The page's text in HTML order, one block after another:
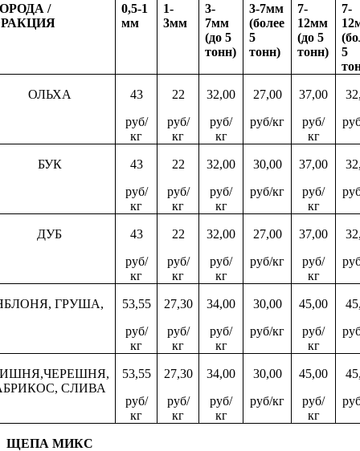
/
0,5-1
мм
1-
3мм
3-
7мм
(до 5
тонн)
3-7мм
(более
5
тонн)
7-
12мм
(до 5
тонн)
7-
5
ОЛЬХА
43
руб/
кг
22
руб/
кг
32,00
руб/
кг
27,00
руб/кг
37,00
руб/
кг
БУК
43
руб/
кг
22
руб/
кг
32,00
руб/
кг
30,00
руб/кг
37,00
руб/
кг
ДУБ
43
руб/
кг
22
руб/
кг
32,00
руб/
кг
27,00
руб/кг
37,00
руб/
кг
ГРУША,
53,55
руб/
кг
27,30
руб/
кг
34,00
руб/
кг
30,00
руб/кг
45,00
руб/
кг
СЛИВА
53,55
руб/
кг
27,30
руб/
кг
34,00
руб/
кг
30,00
руб/кг
45,00
руб/
кг
ЩЕПА МИКС